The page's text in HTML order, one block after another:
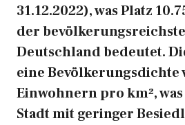
31.12.2022), was Platz
der
Deutschland bedeutet.
eine Bevölkerungsdichte
Einwohnern pro km²,
Stadt mit geringer